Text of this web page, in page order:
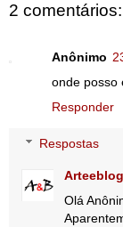
2 comentários:
Anônimo
onde posso
Responder
Respostas
Arteeblog
Olá